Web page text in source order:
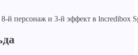
й персонаж и 3-й эффект в lncredibox